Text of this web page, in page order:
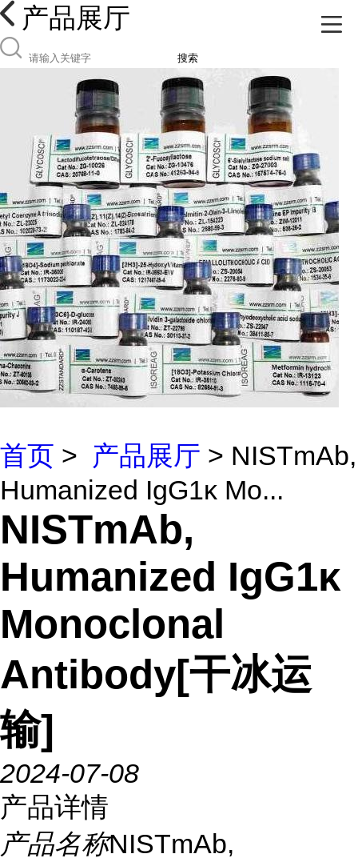
产品展厅
搜索
首页 > 产品展厅 > NISTmAb,
Humanized IgG1κ Mo...
NISTmAb,
Humanized IgG1κ
Monoclonal
Antibody[干冰运
输]
2024-07-08
产品详情
产品名称NISTmAb,